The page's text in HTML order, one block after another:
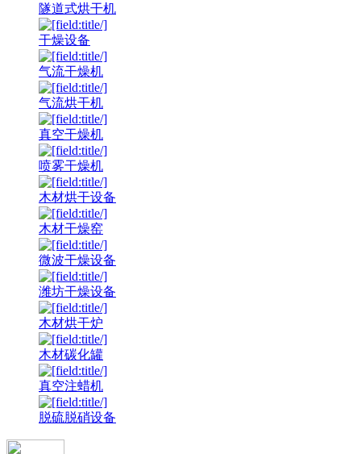
隧道式烘干机
干燥设备
气流干燥机
气流烘干机
真空干燥机
喷雾干燥机
木材烘干设备
木材干燥窑
微波干燥设备
潍坊干燥设备
木材烘干炉
木材碳化罐
真空注蜡机
脱硫脱硝设备